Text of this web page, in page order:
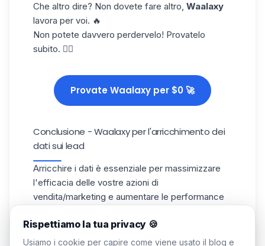
Che altro dire? Non dovete fare altro, Waalaxy
lavora per voi. 🔥
Non potete davvero perdervelo! Provatelo
subito. 👇🏼
Provate Waalaxy per $0 🚀
Conclusione - Waalaxy per l'arricchimento dei
dati sui lead
Arricchire i dati è essenziale per massimizzare
l'efficacia delle vostre azioni di
vendita/marketing e aumentare le performance
Migliorare la segmentazione dei prospect,
personalizzare i messaggi
Rispettiamo la tua privacy 🍪
Usiamo i cookie per capire come viene usato il blog e